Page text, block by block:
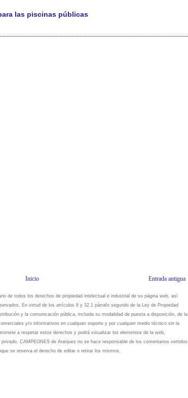
las piscinas públicas
Entrada antigua
Inicio
de todos los derechos de propiedad intelectual e industrial de su página web, así
En virtud de los artículos 8 y 32.1 párrafo segundo de la Ley de Propiedad
y la comunicación pública, incluida su modalidad de puesta a disposición, de la
y/o informativos en cualquier soporte y por cualquier medio técnico sin la
a respetar estos derechos y podrá visualizar los elementos de la web,
CAMPEONES de Aranjuez no se hace responsable de los comentarios vertidos
se reserva el derecho de editar o retirar los mismos.